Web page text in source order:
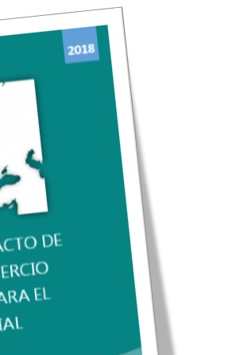
ARGENTINA INICIÓ LA
APLICACIÓN PROVISORIA DEL...
29/Jul/2026